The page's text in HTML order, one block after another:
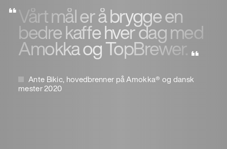
Vårt mål er å brygge en
bedre kaffe hver dag med
Amokka og TopBrewer.
Ante Bikic, hovedbrenner på Amokka® og dansk
mester 2020